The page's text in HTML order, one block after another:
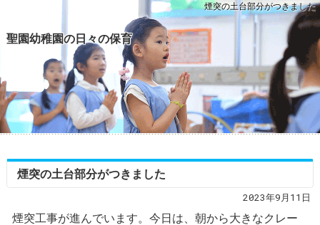
煙突の土台部分がつきました
聖園幼稚園の日々の保育
煙突の土台部分がつきました
2023年9月11日
煙突工事が進んでいます。今日は、朝から大きなクレー